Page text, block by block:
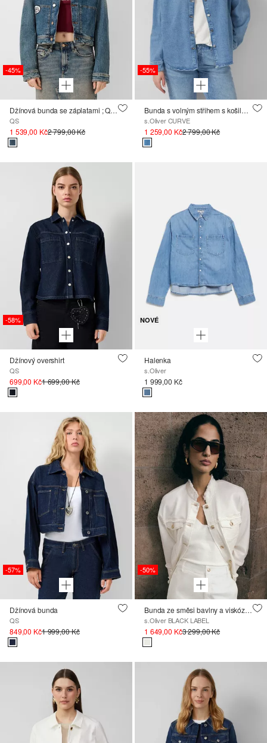
-45%
Džínová bunda se záplatami ; QS x Von Dutch
QS
1 539,00 Kč2 799,00 Kč
-55%
Bunda s volným střihem s košilovým límcem
s.Oliver CURVE
1 259,00 Kč2 799,00 Kč
-58%
Džínový overshirt
QS
699,00 Kč1 699,00 Kč
NOVÉ
Halenka
s.Oliver
1 999,00 Kč
-57%
Džínová bunda
QS
849,00 Kč1 999,00 Kč
-50%
Bunda ze směsi bavlny a viskózy s třásněmi
s.Oliver BLACK LABEL
1 649,00 Kč3 299,00 Kč